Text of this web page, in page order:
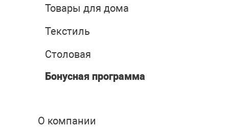
Товары для дома
Текстиль
Столовая
Бонусная программа
О компании